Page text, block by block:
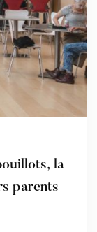
la
parents